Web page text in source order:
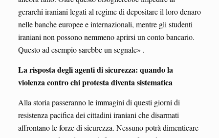
gerarchi iraniani legati al regime di depositare il loro denaro
nelle banche europee e internazionali, mentre gli studenti
iraniani non possono nemmeno aprirsi un conto bancario.
Questo ad esempio sarebbe un segnale» .
La risposta degli agenti di sicurezza: quando la
violenza contro chi protesta diventa sistematica
Alla storia passeranno le immagini di questi giorni di
resistenza pacifica dei cittadini iraniani che disarmati
affrontano le forze di sicurezza. Nessuno potrà dimenticare